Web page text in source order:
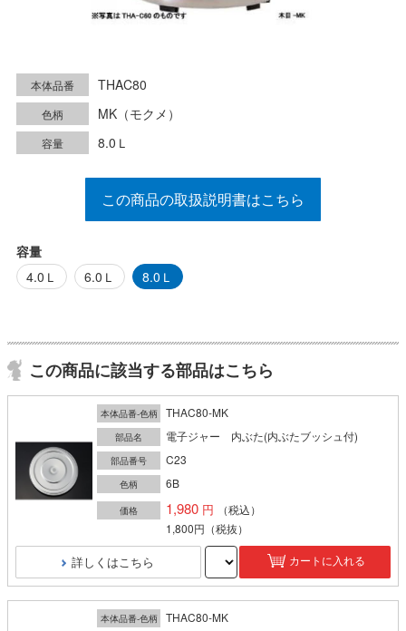
本体品番 THAC80
色柄 MK（モクメ）
容量 8.0Ｌ
この商品の取扱説明書はこちら
容量
4.0Ｌ
6.0Ｌ 8.0Ｌ
この商品に該当する部品はこちら
本体品番-色柄 THAC80-MK
部品名 電子ジャー 内ぶた(内ぶたブッシュ付)
部品番号 C23
色柄 6B
価格 1,980
（税込）
1,800円 （税抜）
詳しくはこちら カートに入れる
本体品番-色柄 THAC80-MK